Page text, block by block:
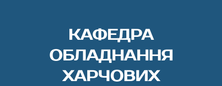
КАФЕДРА
ОБЛАДНАННЯ
ХАРЧОВИХ